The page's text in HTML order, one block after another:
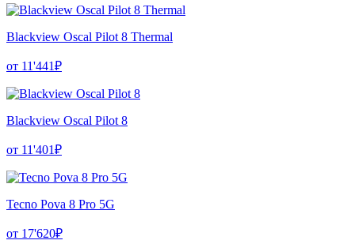
Blackview Oscal Pilot 8 Thermal
от 11'441₽
Blackview Oscal Pilot 8
от 11'401₽
Tecno Pova 8 Pro 5G
от 17'620₽